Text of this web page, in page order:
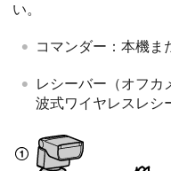
い。
コマンダー：本機ま
レシーバー（オフカ
波式ワイヤレスレシ